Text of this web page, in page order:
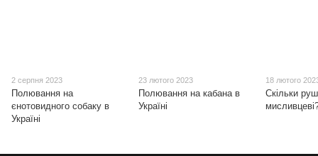
2 серпня 2023
Полювання на
єнотовидного собаку в
Україні
23 лютого 2023
Полювання на кабана в
Україні
18 лютого
Скільки